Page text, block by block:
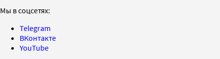
Мы в соцсетях:
Telegram
ВКонтакте
YouTube